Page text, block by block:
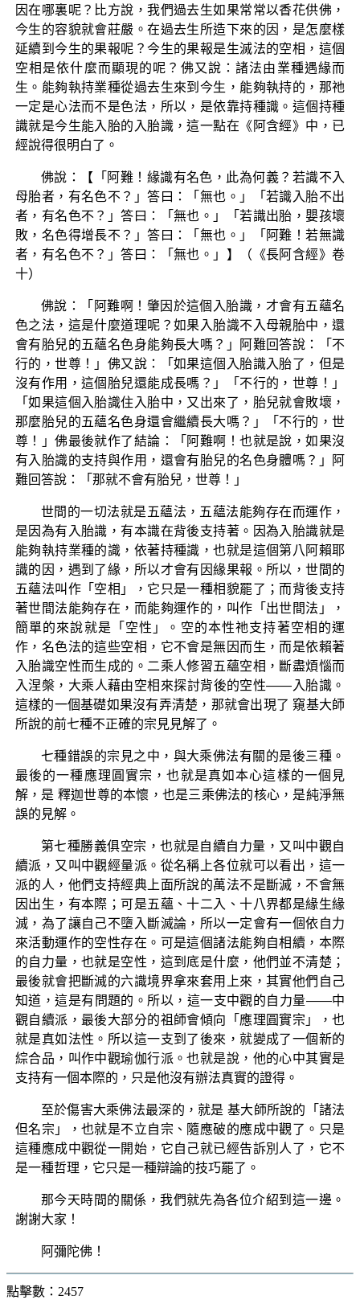
因在哪裏呢？比方說，我們過去生如果常常以香花供佛，
今生的容貌就會莊嚴。在過去生所造下來的因，是怎麼樣
延續到今生的果報呢？今生的果報是生滅法的空相，這個
空相是依什麼而顯現的呢？佛又說：諸法由業種遇緣而
生。能夠執持業種從過去生來到今生，能夠執持的，那祂
一定是心法而不是色法，所以，是依靠持種識。這個持種
識就是今生能入胎的入胎識，這一點在《阿含經》中，已
經說得很明白了。
佛說：【「阿難！緣識有名色，此為何義？若識不入
母胎者，有名色不？」答曰：「無也。」「若識入胎不出
者，有名色不？」答曰：「無也。」「若識出胎，嬰孩壞
敗，名色得增長不？」答曰：「無也。」「阿難！若無識
者，有名色不？」答曰：「無也。」】（《長阿含經》卷
十）
佛說：「阿難啊！肇因於這個入胎識，才會有五蘊名
色之法，這是什麼道理呢？如果入胎識不入母親胎中，還
會有胎兒的五蘊名色身能夠長大嗎？」阿難回答說：「不
行的，世尊！」佛又說：「如果這個入胎識入胎了，但是
沒有作用，這個胎兒還能成長嗎？」「不行的，世尊！」
「如果這個入胎識住入胎中，又出來了，胎兒就會敗壞，
那麼胎兒的五蘊名色身還會繼續長大嗎？」「不行的，世
尊！」佛最後就作了結論：「阿難啊！也就是說，如果沒
有入胎識的支持與作用，還會有胎兒的名色身體嗎？」阿
難回答說：「那就不會有胎兒，世尊！」
世間的一切法就是五蘊法，五蘊法能夠存在而運作，
是因為有入胎識，有本識在背後支持著。因為入胎識就是
能夠執持業種的識，依著持種識，也就是這個第八阿賴耶
識的因，遇到了緣，所以才會有因緣果報。所以，世間的
五蘊法叫作「空相」，它只是一種相貌罷了；而背後支持
著世間法能夠存在，而能夠運作的，叫作「出世間法」，
簡單的來說就是「空性」。空的本性祂支持著空相的運
作，名色法的這些空相，它不會是無因而生，而是依賴著
入胎識空性而生成的。二乘人修習五蘊空相，斷盡煩惱而
入涅槃，大乘人藉由空相來探討背後的空性——入胎識。
這樣的一個基礎如果沒有弄清楚，那就會出現了 窺基大師
所說的前七種不正確的宗見見解了。
七種錯誤的宗見之中，與大乘佛法有關的是後三種。
最後的一種應理圓實宗，也就是真如本心這樣的一個見
解，是 釋迦世尊的本懷，也是三乘佛法的核心，是純淨無
誤的見解。
第七種勝義俱空宗，也就是自續自力量，又叫中觀自
續派，又叫中觀經量派。從名稱上各位就可以看出，這一
派的人，他們支持經典上面所說的萬法不是斷滅，不會無
因出生，有本際；可是五蘊、十二入、十八界都是緣生緣
滅，為了讓自己不墮入斷滅論，所以一定會有一個依自力
來活動運作的空性存在。可是這個諸法能夠自相續，本際
的自力量，也就是空性，這到底是什麼，他們並不清楚；
最後就會把斷滅的六識境界拿來套用上來，其實他們自己
知道，這是有問題的。所以，這一支中觀的自力量——中
觀自續派，最後大部分的祖師會傾向「應理圓實宗」，也
就是真如法性。所以這一支到了後來，就變成了一個新的
綜合品，叫作中觀瑜伽行派。也就是說，他的心中其實是
支持有一個本際的，只是他沒有辦法真實的證得。
至於傷害大乘佛法最深的，就是 基大師所說的「諸法
但名宗」，也就是不立自宗、隨應破的應成中觀了。只是
這種應成中觀從一開始，它自己就已經告訴別人了，它不
是一種哲理，它只是一種辯論的技巧罷了。
那今天時間的關係，我們就先為各位介紹到這一邊。
謝謝大家！
阿彌陀佛！
點擊數：2457